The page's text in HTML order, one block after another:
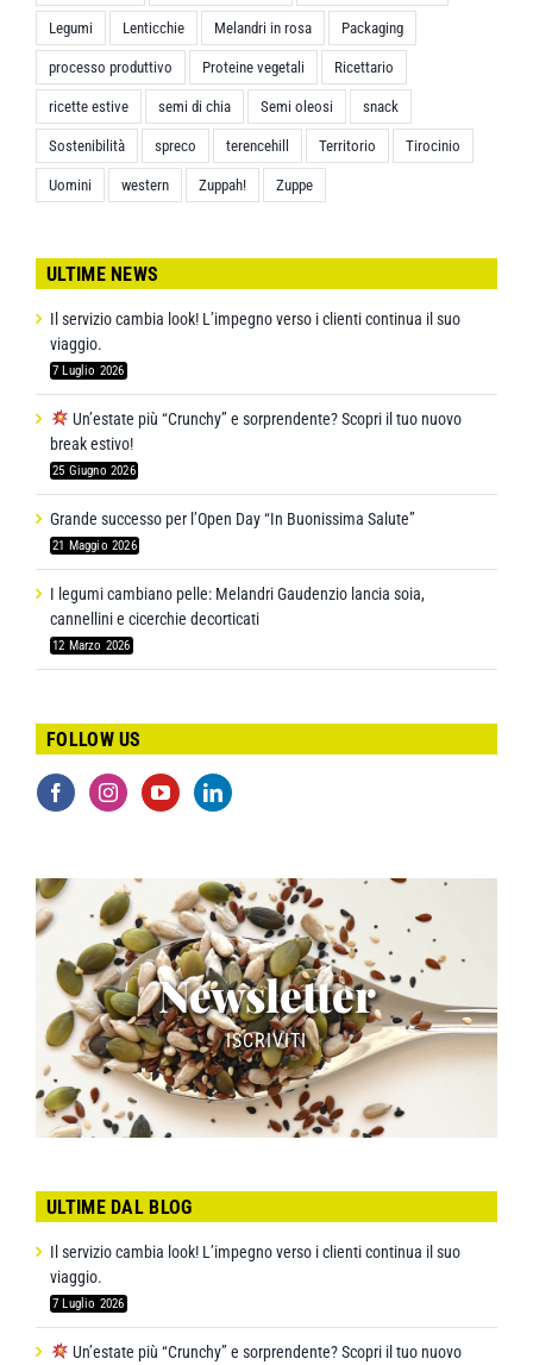
Legumi Lenticchie Melandri in rosa Packaging
processo produttivo Proteine vegetali Ricettario
ricette estive semi di chia Semi oleosi snack
Sostenibilità spreco terencehill Territorio Tirocinio
Uomini western Zuppah! Zuppe
ULTIME NEWS
Il servizio cambia look! L’impegno verso i clienti continua il suo
viaggio.
7 Luglio 2026
Un’estate più “Crunchy” e sorprendente? Scopri il tuo nuovo
break estivo!
25 Giugno 2026
Grande successo per l’Open Day “In Buonissima Salute”
21 Maggio 2026
I legumi cambiano pelle: Melandri Gaudenzio lancia soia,
cannellini e cicerchie decorticati
12 Marzo 2026
FOLLOW US
Newsletter
ISCRIVITI
ULTIME DAL BLOG
Il servizio cambia look! L’impegno verso i clienti continua il suo
viaggio.
7 Luglio 2026
Un’estate più “Crunchy” e sorprendente? Scopri il tuo nuovo